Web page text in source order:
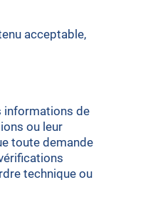
acceptable,
informations de
ou leur
toute demande
technique ou